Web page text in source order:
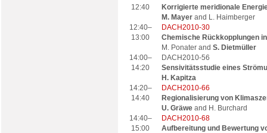
12:40
Korrigierte meridionale
M. Mayer and L. Haimberger
12:40–
13:00
DACH2010-30
Chemische Rückkopplungen
M. Ponater and S. Dietmüller
14:00–
14:20
DACH2010-56
Sensivitätsstudie eines
H. Kapitza
14:20–
14:40
DACH2010-66
Regionalisierung von
U. Gräwe and H. Burchard
14:40–
15:00
DACH2010-68
Aufbereitung und Bewertung